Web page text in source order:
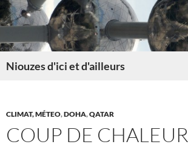
Skip
to
Niouzes d'ici et d'ailleurs
CLIMAT, MÉTEO,DOHA,QATAR
COUP DE CHALEUR